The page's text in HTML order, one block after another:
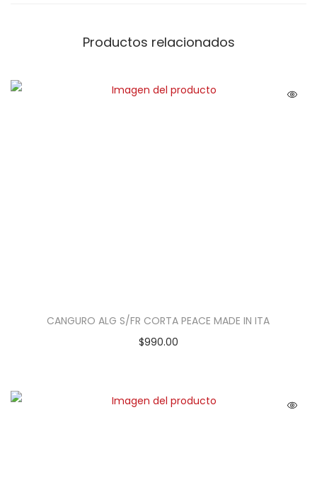
Productos relacionados
CANGURO ALG S/FR CORTA PEACE MADE IN ITA
$990.00